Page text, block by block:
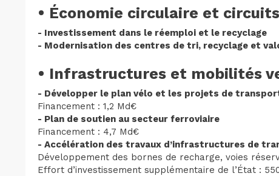
• Économie circulaire et
- Investissement dans le réemploi et le recyclage
- Modernisation des centres de tri, recyclage et
• Infrastructures et mobilités
- Développer le plan vélo et les projets de
Financement : 1,2 Md€
- Plan de soutien au secteur ferroviaire
Financement : 4,7 Md€
- Accélération des travaux d’infrastructures de
Développement des bornes de recharge, voies
Effort d’investissement supplémentaire de l’État :